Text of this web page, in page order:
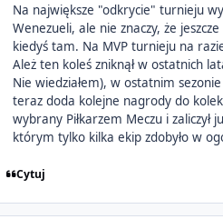
Na największe "odkrycie" turnieju
Wenezueli, ale nie znaczy, że
kiedyś tam. Na MVP turnieju na
Ależ ten koleś zniknął w ostatnich
Nie wiedziałem), w ostatnim
teraz doda kolejne nagrody do
wybrany Piłkarzem Meczu i zaliczył
którym tylko kilka ekip zdobyło w
Cytuj